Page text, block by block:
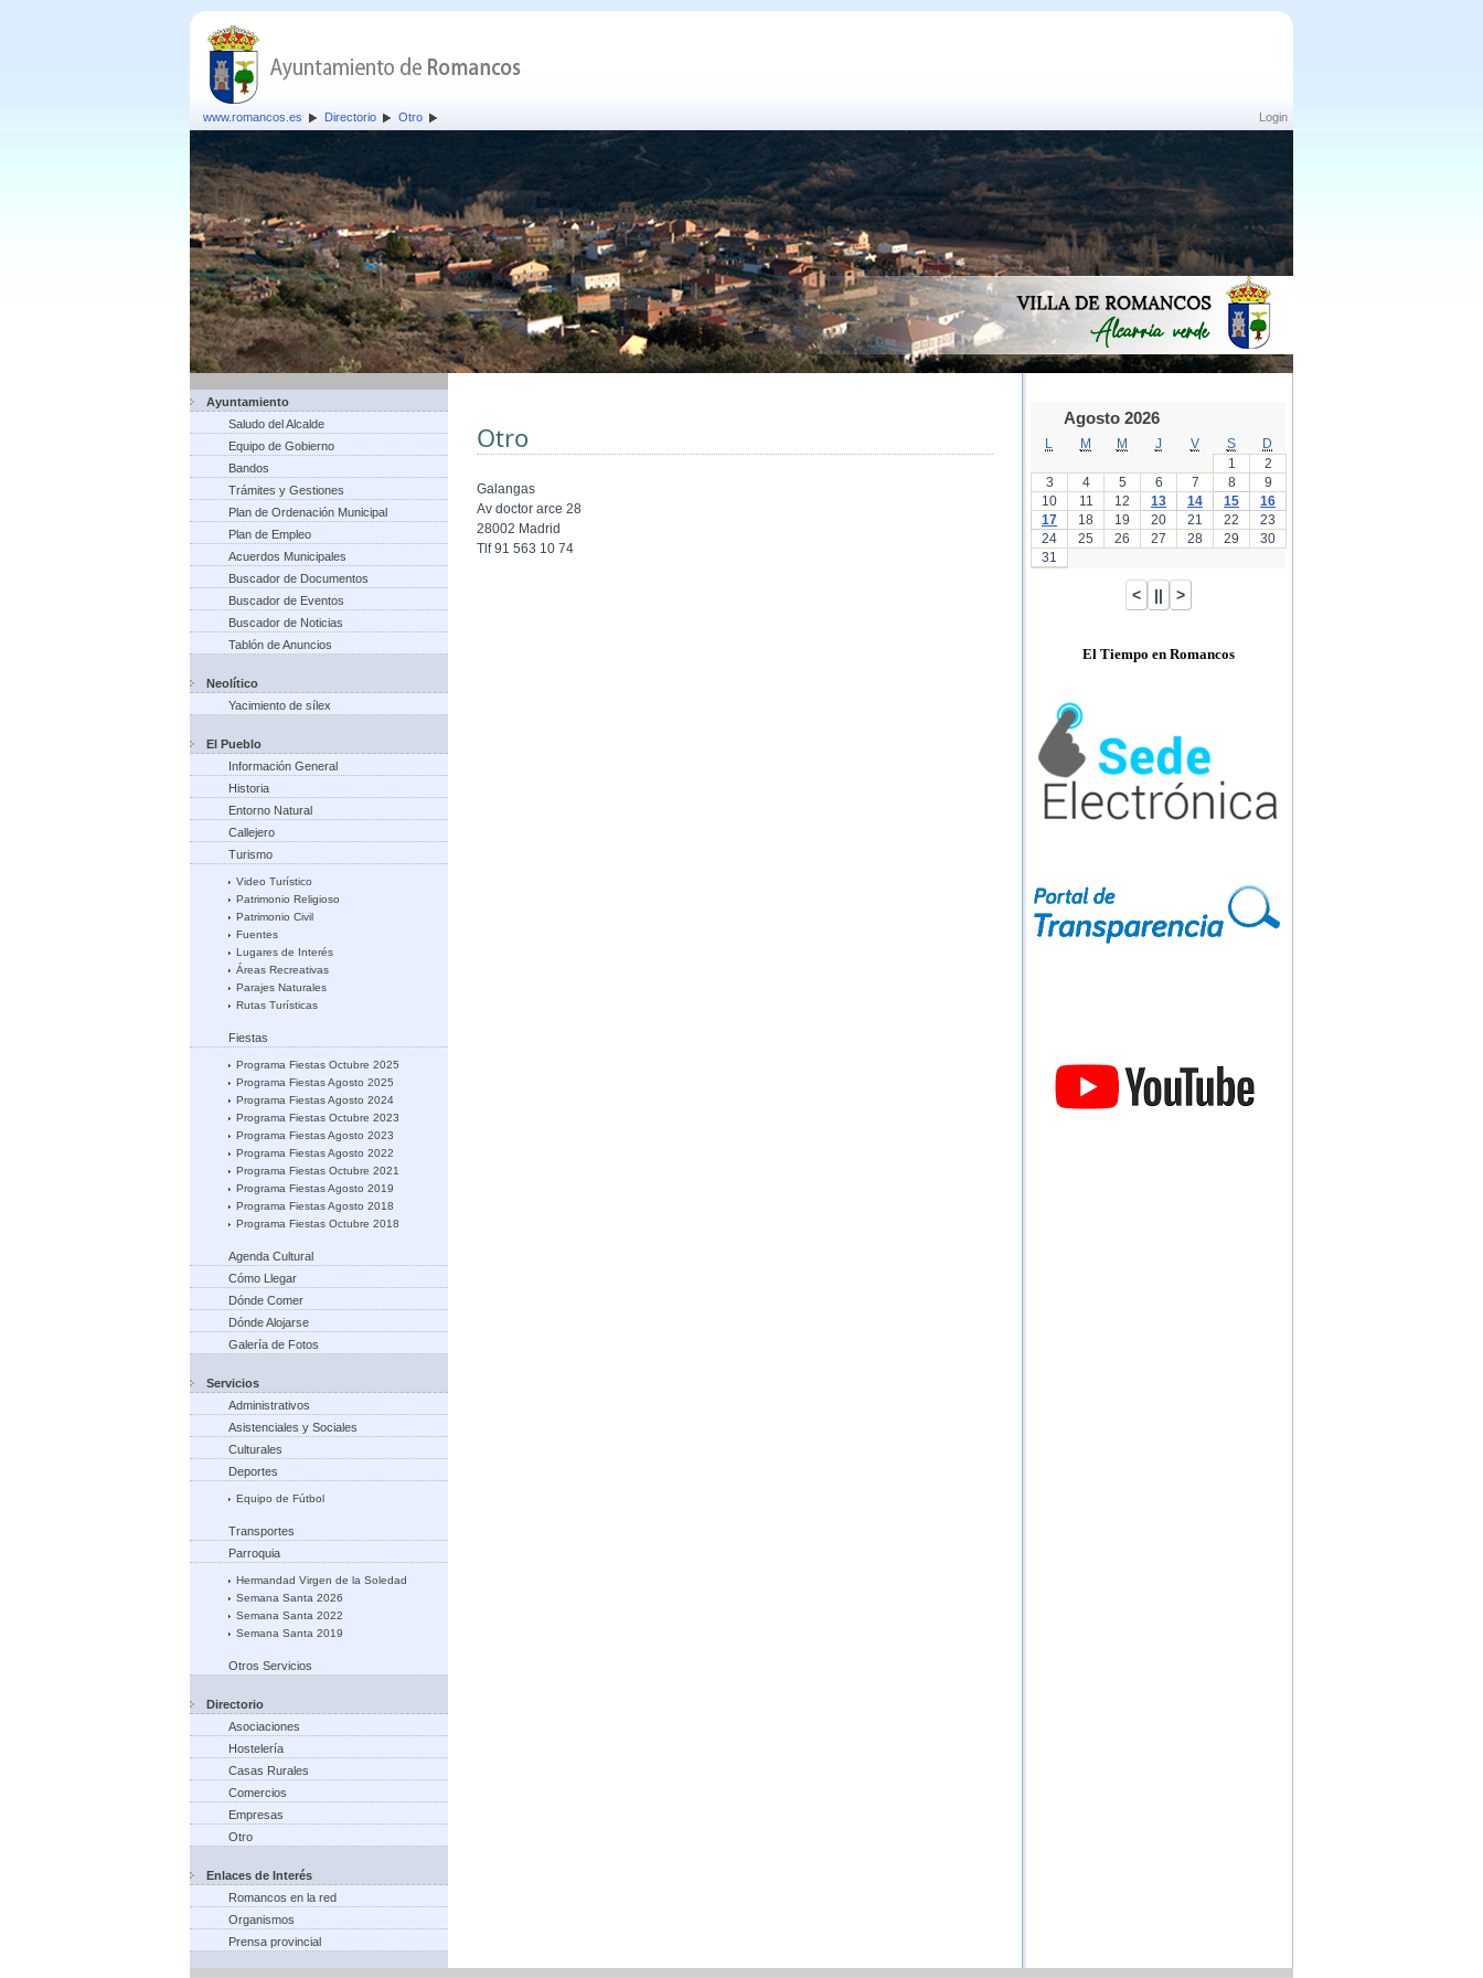
Login
www.romancos.es Directorio Otro
Ayuntamiento
Saludo del Alcalde
Equipo de Gobierno
Bandos
Trámites y Gestiones
Plan de Ordenación Municipal
Plan de Empleo
Acuerdos Municipales
Buscador de Documentos
Buscador de Eventos
Buscador de Noticias
Tablón de Anuncios
Neolítico
Yacimiento de sílex
El Pueblo
Información General
Historia
Entorno Natural
Callejero
Turismo
Video Turístico
Patrimonio Religioso
Patrimonio Civil
Fuentes
Lugares de Interés
Áreas Recreativas
Parajes Naturales
Rutas Turísticas
Fiestas
Programa Fiestas Octubre 2025
Programa Fiestas Agosto 2025
Programa Fiestas Agosto 2024
Programa Fiestas Octubre 2023
Programa Fiestas Agosto 2023
Programa Fiestas Agosto 2022
Programa Fiestas Octubre 2021
Programa Fiestas Agosto 2019
Programa Fiestas Agosto 2018
Programa Fiestas Octubre 2018
Agenda Cultural
Cómo Llegar
Dónde Comer
Dónde Alojarse
Galería de Fotos
Servicios
Administrativos
Asistenciales y Sociales
Culturales
Deportes
Equipo de Fútbol
Transportes
Parroquia
Hermandad Virgen de la Soledad
Semana Santa 2026
Semana Santa 2022
Semana Santa 2019
Otros Servicios
Directorio
Asociaciones
Hostelería
Casas Rurales
Comercios
Empresas
Otro
Enlaces de Interés
Romancos en la red
Organismos
Prensa provincial
Otro
Galangas
Av doctor arce 28
28002 Madrid
Tlf 91 563 10 74
Agosto 2026
M M J V S
D
1
2
3
4 5 6 7 8
9
10
11 12 13 14 15
16
17
18 19 20 21 22
23
24
25 26 27 28 29
30
31
El Tiempo en Romancos